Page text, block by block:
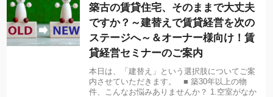
築古の賃貸住宅、そのままで大丈夫
ですか？～建替えで賃貸経営を次の
ステージへ～＆オーナー様向け！賃
貸経営セミナーのご案内
本日は、「建替え」という選択肢についてご案
内させていただきます。 ■ 築30年以上の物
件、こんなお悩みありませんか？ 1.空室がなか